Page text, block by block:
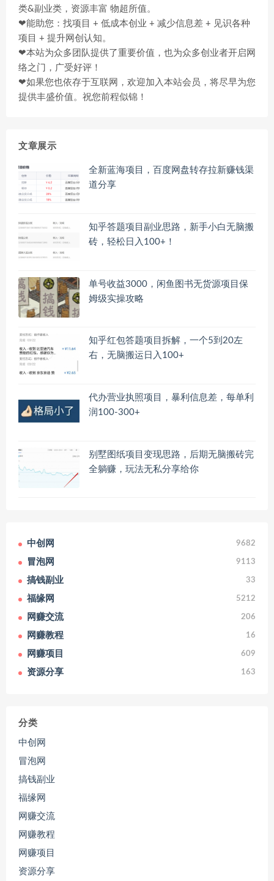
类&副业类，资源丰富 物超所值。
❤能助您：找项目 + 低成本创业 + 减少信息差 + 见识各种
项目 + 提升网创认知。
❤本站为众多团队提供了重要价值，也为众多创业者开启网
络之门，广受好评！
❤如果您也依存于互联网，欢迎加入本站会员，将尽早为您
提供丰盛价值。祝您前程似锦！
文章展示
全新蓝海项目，百度网盘转存拉新赚钱渠
道分享
知乎答题项目副业思路，新手小白无脑搬
砖，轻松日入100+！
单号收益3000，闲鱼图书无货源项目保
姆级实操攻略
知乎红包答题项目拆解，一个5到20左
右，无脑搬运日入100+
代办营业执照项目，暴利信息差，每单利
润100-300+
别墅图纸项目变现思路，后期无脑搬砖完
全躺赚，玩法无私分享给你
中创网 9682
冒泡网 9113
搞钱副业 33
福缘网 5212
网赚交流 206
网赚教程 16
网赚项目 609
资源分享 163
分类
中创网
冒泡网
搞钱副业
福缘网
网赚交流
网赚教程
网赚项目
资源分享